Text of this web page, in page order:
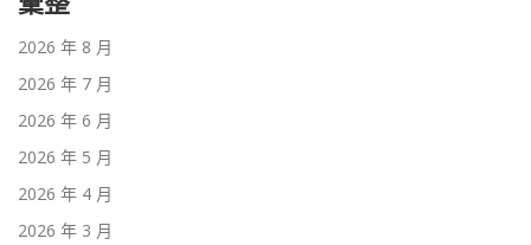
2026 年 8 月
2026 年 7 月
2026 年 6 月
2026 年 5 月
2026 年 4 月
2026 年 3 月